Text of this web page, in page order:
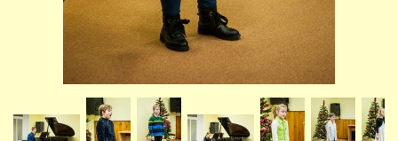
PEDAGOGICKÝ SBOR
DOKUMENTY / KE STAŽENÍ
KURZY